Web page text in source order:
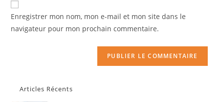
Enregistrer mon nom, mon e-mail et mon site dans le
navigateur pour mon prochain commentaire.
Articles Récents